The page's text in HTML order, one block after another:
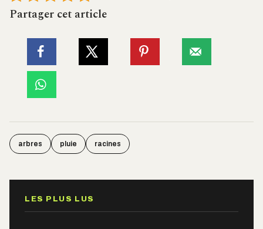
Partager cet article
arbres pluie racines
LES PLUS LUS